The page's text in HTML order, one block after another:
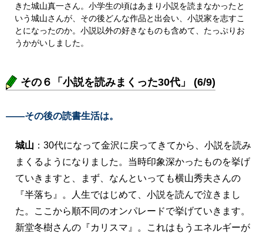
きた城山真一さん。小学生の頃はあまり小説を読まなかったと
いう城山さんが、その後どんな作品と出会い、小説家を志すこ
とになったのか。小説以外の好きなものも含めて、たっぷりお
うかがいしました。
その６「小説を読みまくった30代」 (6/9)
――その後の読書生活は。
城山 ：30代になって金沢に戻ってきてから、小説を読み
まくるようになりました。当時印象深かったものを挙げ
ていきますと、まず、なんといっても横山秀夫さんの
『半落ち』。人生ではじめて、小説を読んで泣きまし
た。ここから順不同のオンパレードで挙げていきます。
新堂冬樹さんの『カリスマ』。これはもうエネルギーが